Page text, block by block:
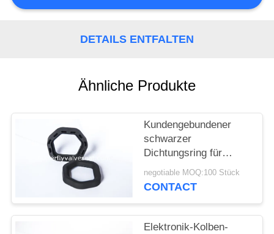
SITEMAP
PRIVACY
POLICY
DETAILS ENTFALTEN
Ähnliche Produkte
Kundengebundener
schwarzer
Dichtungsring für
Automobile/Ersatzteile/
negotiable MOQ:100 Stück
CONTACT
Elektronik-Kolben-